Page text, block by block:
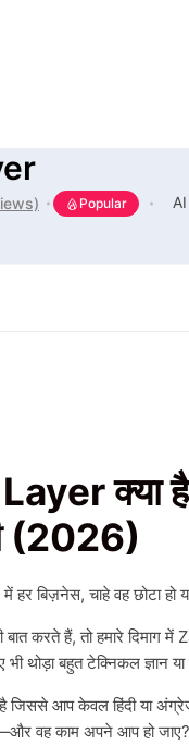
Popular
क्या
(2026)
बिज़नेस, चाहे वह छोटा हो
करते हैं, तो हमारे
थोड़ा बहुत टेक्निकल ज्ञान
है जिससे आप केवल हिंदी या
वह काम अपने आप हो जाए?